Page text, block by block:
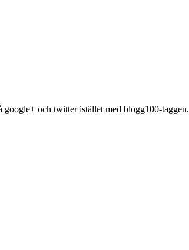
och twitter istället med blogg100-taggen.